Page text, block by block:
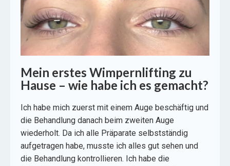
Mein erstes Wimpernlifting zu
Hause – wie habe ich es gemacht?
Ich habe mich zuerst mit einem Auge beschäftig und
die Behandlung danach beim zweiten Auge
wiederholt. Da ich alle Präparate selbstständig
aufgetragen habe, musste ich alles gut sehen und
die Behandlung kontrollieren. Ich habe die